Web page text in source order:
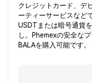
クレジットカード、デ
ーティーサービスなど
USDTまたは暗号通貨
し。Phemexの安全な
BALAを購入可能です。